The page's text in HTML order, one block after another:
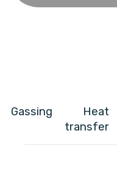
Heat
transfer
Gassing